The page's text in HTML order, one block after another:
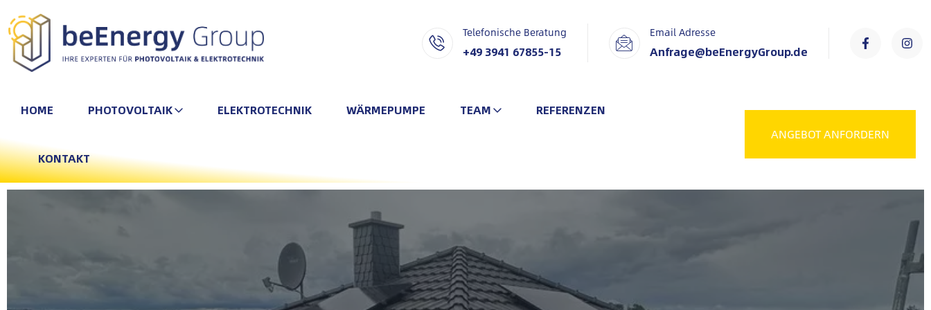
Telefonische Beratung
+49 3941 67855-15
Email Adresse
Anfrage@beEnergyGroup.de
HOME PHOTOVOLTAIK ELEKTROTECHNIK WÄRMEPUMPE TEAM REFERENZEN
KONTAKT
ANGEBOT ANFORDERN